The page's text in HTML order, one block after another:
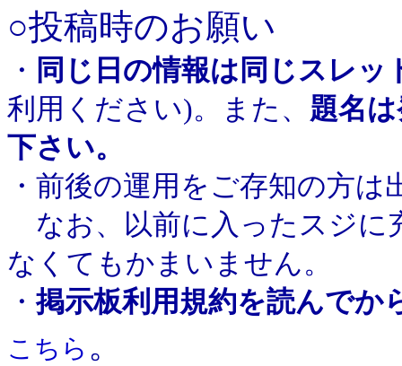
○投稿時のお願い
・ 同じ日の情報は同じスレ
利用ください)。また、 題名
下さい。
・前後の運用をご存知の方
なお、以前に入ったスジに
なくてもかまいません。
・掲示板利用規約を読んでか
こちら 。